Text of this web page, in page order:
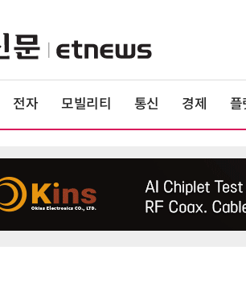
전자 모빌리티 통신 경제 플